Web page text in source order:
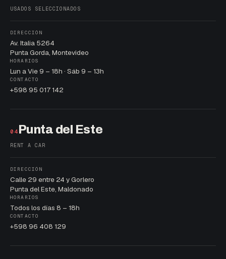
USADOS SELECCIONADOS
DIRECCIÓN
Av. Italia 5264
Punta Gorda, Montevideo
HORARIOS
Lun a Vie 9 – 18h · Sáb 9 – 13h
CONTACTO
+598 95 017 142
04 Punta del Este
RENT A CAR
DIRECCIÓN
Calle 29 entre 24 y Gorlero
Punta del Este, Maldonado
HORARIOS
Todos los días 8 – 18h
CONTACTO
+598 96 408 129